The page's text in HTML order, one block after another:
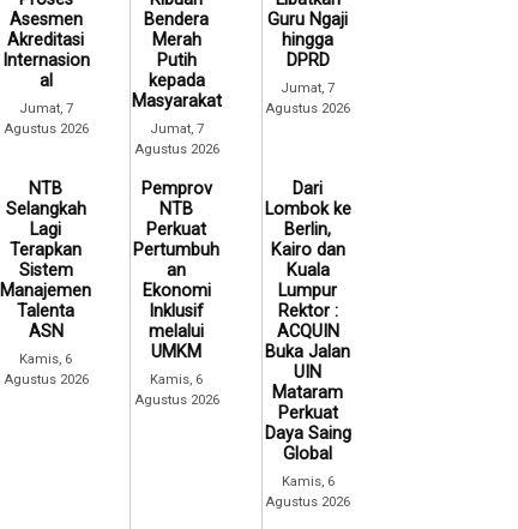
Asesmen
Akreditasi
Internasion
al
Jumat, 7
Agustus 2026
Bendera
Merah
Putih
kepada
Masyarakat
Jumat, 7
Agustus 2026
Guru Ngaji
hingga
DPRD
Jumat, 7
Agustus 2026
NTB
Selangkah
Lagi
Terapkan
Sistem
Manajemen
Talenta
ASN
Kamis, 6
Agustus 2026
Pemprov
NTB
Perkuat
Pertumbuh
an
Ekonomi
Inklusif
melalui
UMKM
Kamis, 6
Agustus 2026
Dari
Lombok ke
Berlin,
Kairo dan
Kuala
Lumpur
Rektor :
ACQUIN
Buka Jalan
UIN
Mataram
Perkuat
Daya Saing
Global
Kamis, 6
Agustus 2026